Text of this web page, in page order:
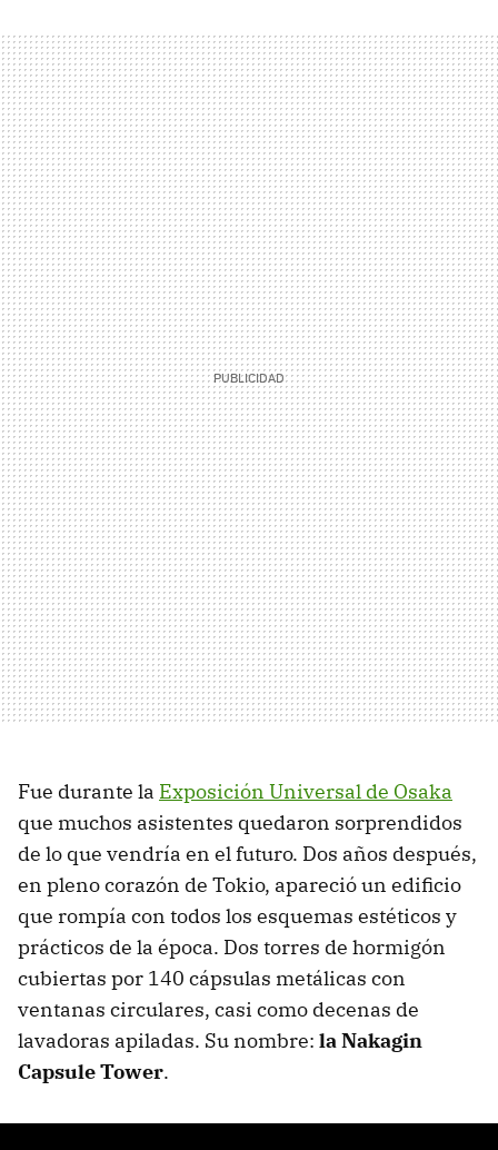
Fue durante la Exposición Universal de Osaka
que muchos asistentes quedaron sorprendidos
de lo que vendría en el futuro. Dos años después,
en pleno corazón de Tokio, apareció un edificio
que rompía con todos los esquemas estéticos y
prácticos de la época. Dos torres de hormigón
cubiertas por 140 cápsulas metálicas con
ventanas circulares, casi como decenas de
lavadoras apiladas. Su nombre: laNakagin
Capsule Tower.